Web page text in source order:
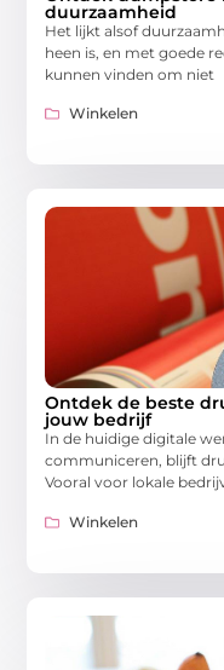
duurzaamheid
Het lijkt alsof
heen is, en met goede
kunnen vinden om niet
Winkelen
Ontdek de beste
jouw bedrijf
In de huidige digitale
communiceren, blijft
Vooral voor lokale
Winkelen